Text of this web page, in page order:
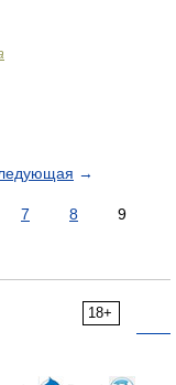
→
7 8
9
18+